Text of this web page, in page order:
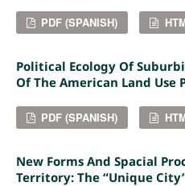
PDF (SPANISH)
Political Ecology Of
Of The American Land Use
PDF (SPANISH)
New Forms And Spacial
Territory: The “unique